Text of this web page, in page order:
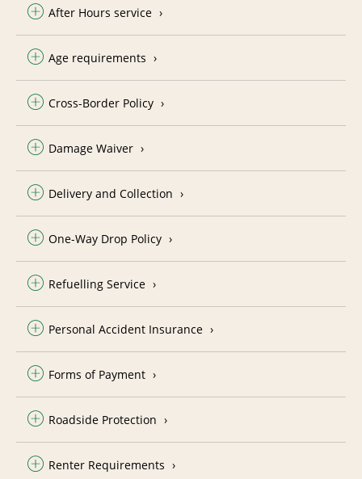
After Hours service
Age requirements
Cross-Border Policy
Damage Waiver
Delivery and Collection
One-Way Drop Policy
Refuelling Service
Personal Accident Insurance
Forms of Payment
Roadside Protection
Renter Requirements